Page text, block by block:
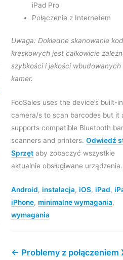
iPad Pro
Połączenie z Internetem
Uwaga: Dokładne skanowanie
kreskowych jest całkowicie
szybkości i jakości wbudowanych
kamer.
FooSales uses the device’s built-in
camera/s to scan barcodes but it
supports compatible Bluetooth
scanners and printers. Odwiedź
Sprzęt aby zobaczyć wszystkie
aktualnie obsługiwane urządzenia.
Android, instalacja, iOS, iPad,
iPhone, minimalne wymagania,
wymagania
← Problemy z połączeniem